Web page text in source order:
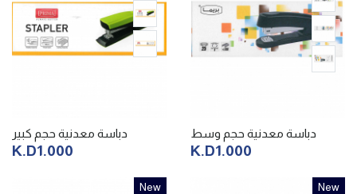
دباسة معدنية حجم كبير
K.D1.000
دباسة معدنية حجم وسط
K.D1.000
New New